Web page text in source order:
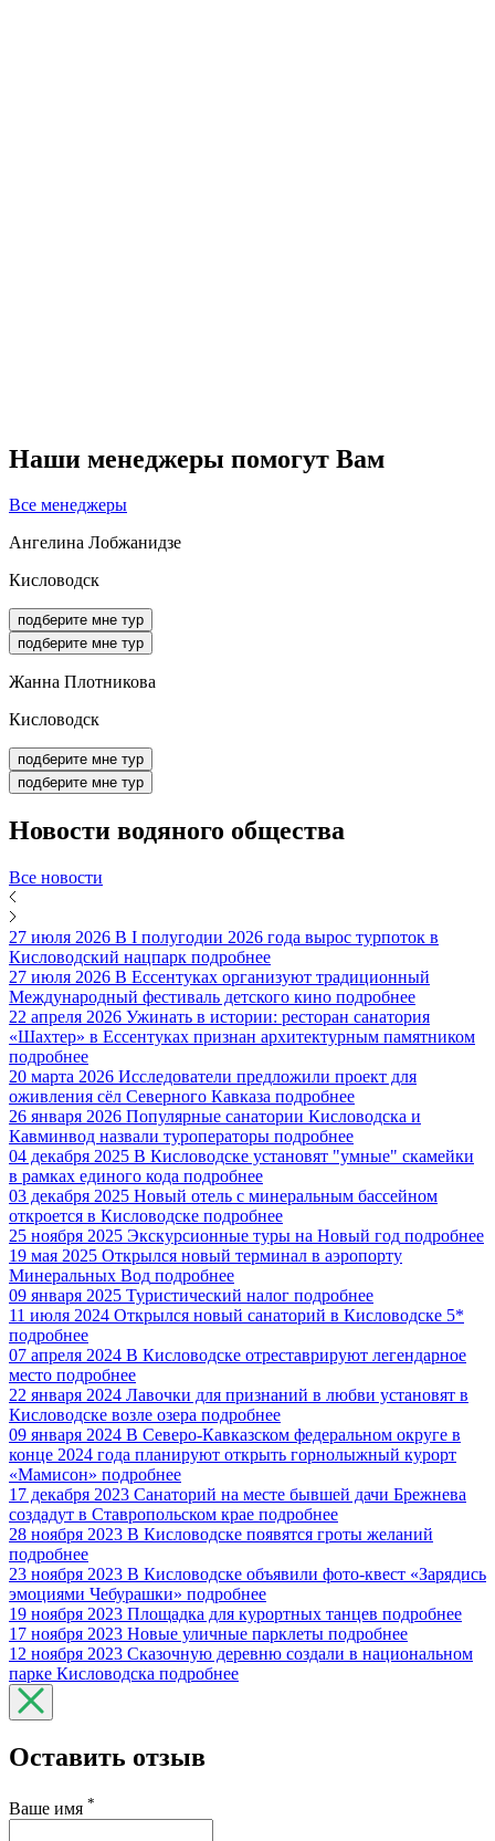
Наши менеджеры помогут Вам
Все менеджеры
Ангелина Лобжанидзе
Кисловодск
подберите мне тур
подберите мне тур
Жанна Плотникова
Кисловодск
подберите мне тур
подберите мне тур
Новости водяного общества
Все новости
27 июля 2026 В I полугодии 2026 года вырос турпоток в
Кисловодский нацпарк подробнее
27 июля 2026 В Ессентуках организуют традиционный
Международный фестиваль детского кино подробнее
22 апреля 2026 Ужинать в истории: ресторан санатория
«Шахтер» в Ессентуках признан архитектурным памятником
подробнее
20 марта 2026 Исследователи предложили проект для
оживления сёл Северного Кавказа подробнее
26 января 2026 Популярные санатории Кисловодска и
Кавминвод назвали туроператоры подробнее
04 декабря 2025 В Кисловодске установят "умные" скамейки
в рамках единого кода подробнее
03 декабря 2025 Новый отель с минеральным бассейном
откроется в Кисловодске подробнее
25 ноября 2025 Экскурсионные туры на Новый год подробнее
19 мая 2025 Открылся новый терминал в аэропорту
Минеральных Вод подробнее
09 января 2025 Туристический налог подробнее
11 июля 2024 Открылся новый санаторий в Кисловодске 5*
подробнее
07 апреля 2024 В Кисловодске отреставрируют легендарное
место подробнее
22 января 2024 Лавочки для признаний в любви установят в
Кисловодске возле озера подробнее
09 января 2024 В Северо-Кавказском федеральном округе в
конце 2024 года планируют открыть горнолыжный курорт
«Мамисон» подробнее
17 декабря 2023 Санаторий на месте бывшей дачи Брежнева
создадут в Ставропольском крае подробнее
28 ноября 2023 В Кисловодске появятся гроты желаний
подробнее
23 ноября 2023 В Кисловодске объявили фото-квест «Зарядись
эмоциями Чебурашки» подробнее
19 ноября 2023 Площадка для курортных танцев подробнее
17 ноября 2023 Новые уличные парклеты подробнее
12 ноября 2023 Сказочную деревню создали в национальном
парке Кисловодска подробнее
Оставить отзыв
Ваше имя *